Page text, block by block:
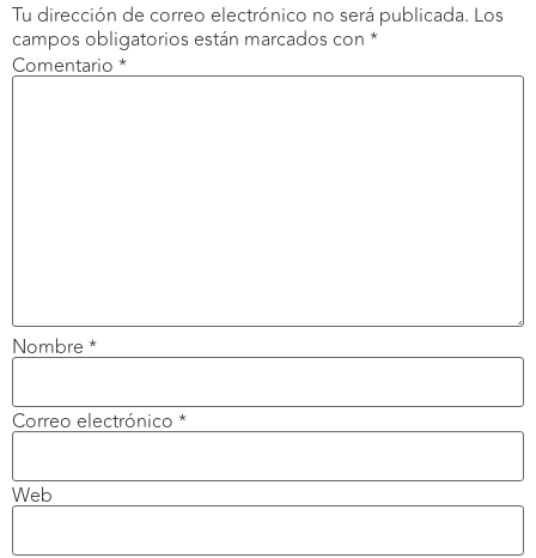
Tu dirección de correo electrónico no será publicada. Los
campos obligatorios están marcados con *
Comentario *
Nombre *
Correo electrónico *
Web